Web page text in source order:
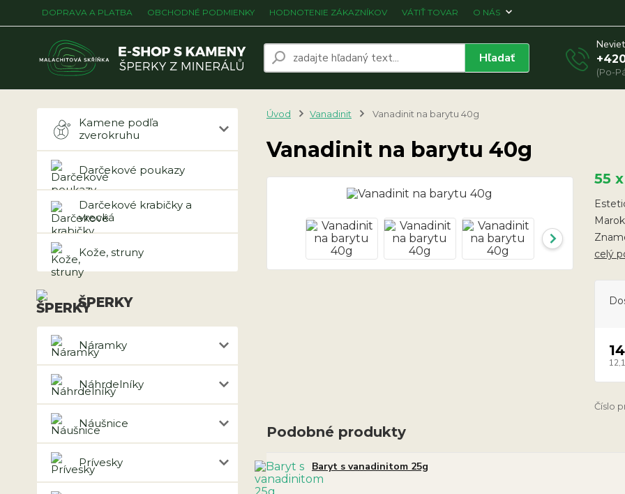
DOPRAVA A PLATBA OBCHODNÉ PODMIENKY HODNOTENIE ZÁKAZNÍKOV VÁTIŤ TOVAR O NÁS
Hľadať
(Po-
Kamene podľa
zverokruhu
Darčekové poukazy
Darčekové krabičky a
vrecká
Kože, struny
ŠPERKY
Náramky
Náhrdelníky
Náušnice
Prívesky
Úvod Vanadinit Vanadinit na barytu 40g
Vanadinit na barytu 40g
55
celý
Číslo
Podobné produkty
Baryt s vanadinitom 25g